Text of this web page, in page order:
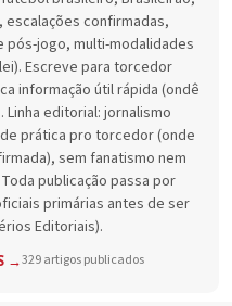
confirmadas,
jogo, multi-modalidades
Escreve para torcedor
informação útil rápida (ondê
Linha editorial: jornalismo
prática pro torcedor (onde
sem fanatismo nem
publicação passa por
primárias antes de ser
Editoriais).
→329 artigos publicados